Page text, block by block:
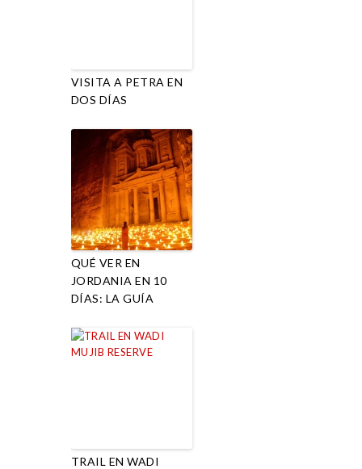
VISITA A PETRA EN
DOS DÍAS
QUÉ VER EN
JORDANIA EN 10
DÍAS: LA GUÍA
TRAIL EN WADI